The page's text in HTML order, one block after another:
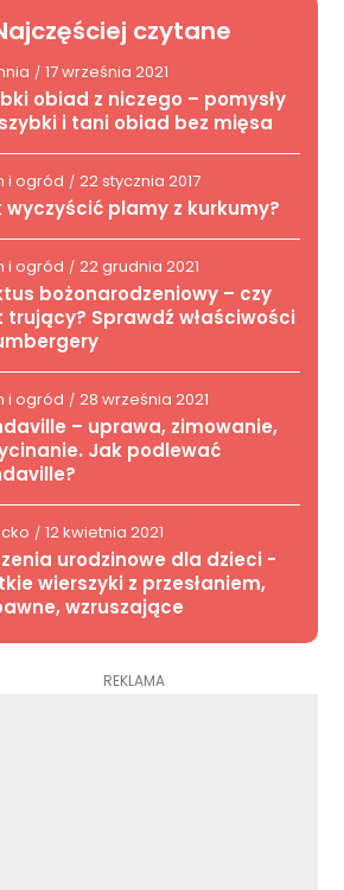
czytane
/ 17 września 2021
obiad z niczego – pomysły
i tani obiad bez mięsa
i ogród / 22 stycznia 2017
wyczyścić plamy z kurkumy?
i ogród / 22 grudnia 2021
bożonarodzeniowy – czy
trujący? Sprawdź właściwości
i ogród / 28 września 2021
– uprawa, zimowanie,
Jak podlewać
/ 12 kwietnia 2021
urodzinowe dla dzieci -
wierszyki z przesłaniem,
wzruszające
REKLAMA